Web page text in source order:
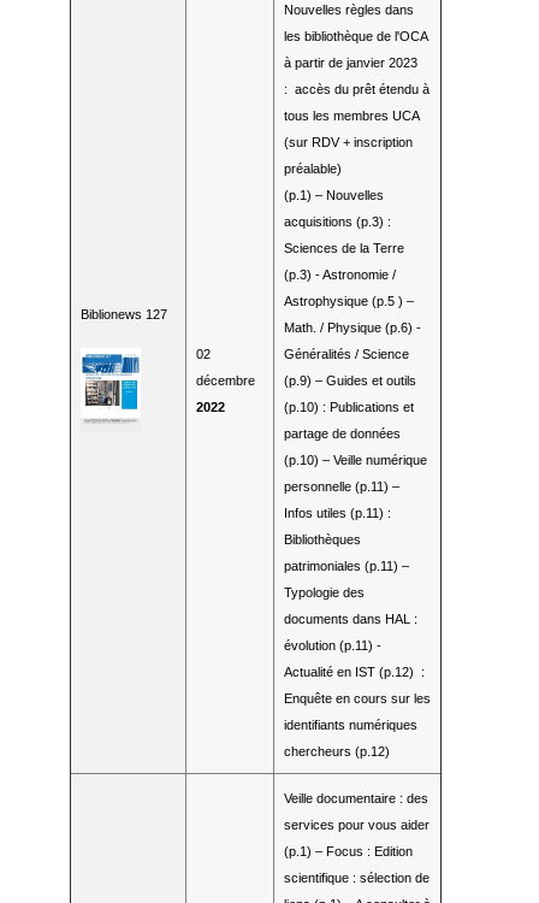
Biblionews 127
02
décembre
2022
Nouvelles règles dans
les bibliothèque de l'OCA
à partir de janvier 2023
: accès du prêt étendu à
tous les membres UCA
(sur RDV + inscription
préalable)
(p.1) – Nouvelles
acquisitions (p.3) :
Sciences de la Terre
(p.3) - Astronomie /
Astrophysique (p.5 ) –
Math. / Physique (p.6) -
Généralités / Science
(p.9) – Guides et outils
(p.10) : Publications et
partage de données
(p.10) – Veille numérique
personnelle (p.11) –
Infos utiles (p.11) :
Bibliothèques
patrimoniales (p.11) –
Typologie des
documents dans HAL :
évolution (p.11) -
Actualité en IST (p.12) :
Enquête en cours sur les
identifiants numériques
chercheurs (p.12)
Veille documentaire : des
services pour vous aider
(p.1) – Focus : Edition
scientifique : sélection de